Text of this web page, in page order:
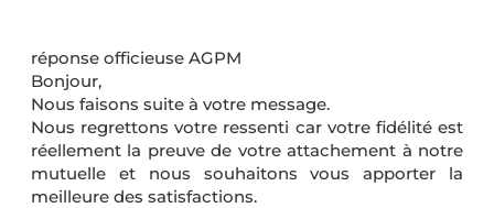
réponse officieuse AGPM
Bonjour,
Nous faisons suite à votre message.
Nous regrettons votre ressenti car votre fidélité est
réellement la preuve de votre attachement à notre
mutuelle et nous souhaitons vous apporter la
meilleure des satisfactions.